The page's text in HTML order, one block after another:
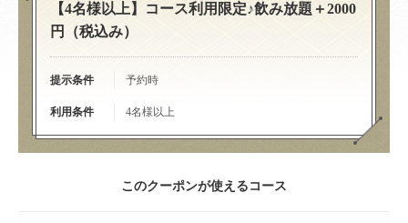
【4名様以上】コース利用限定♪飲み放題＋2000
円（税込み）
提示条件 予約時
利用条件 4名様以上
このクーポンが使えるコース